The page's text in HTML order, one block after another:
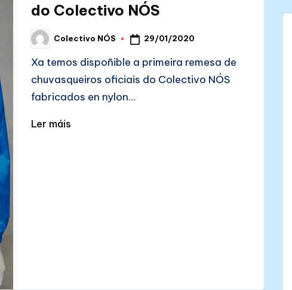
do Colectivo NÓS
Posted
by
Colectivo NÓS 29/01/2020
Xa temos dispoñible a primeira remesa de
chuvasqueiros oficiais do Colectivo NÓS
fabricados en nylon…
Ler máis